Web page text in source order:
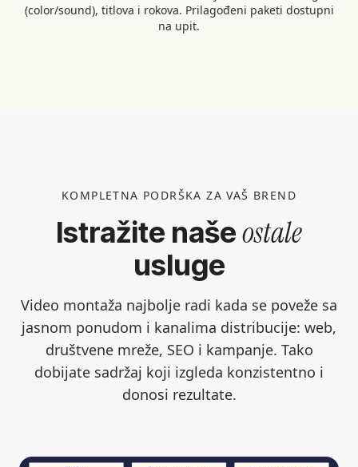
(color/sound), titlova i rokova. Prilagođeni paketi dostupni
na upit.
KOMPLETNA PODRŠKA ZA VAŠ BREND
Istražite našeostale
usluge
Video montaža najbolje radi kada se poveže sa
jasnom ponudom i kanalima distribucije: web,
društvene mreže, SEO i kampanje. Tako
dobijate sadržaj koji izgleda konzistentno i
donosi rezultate.